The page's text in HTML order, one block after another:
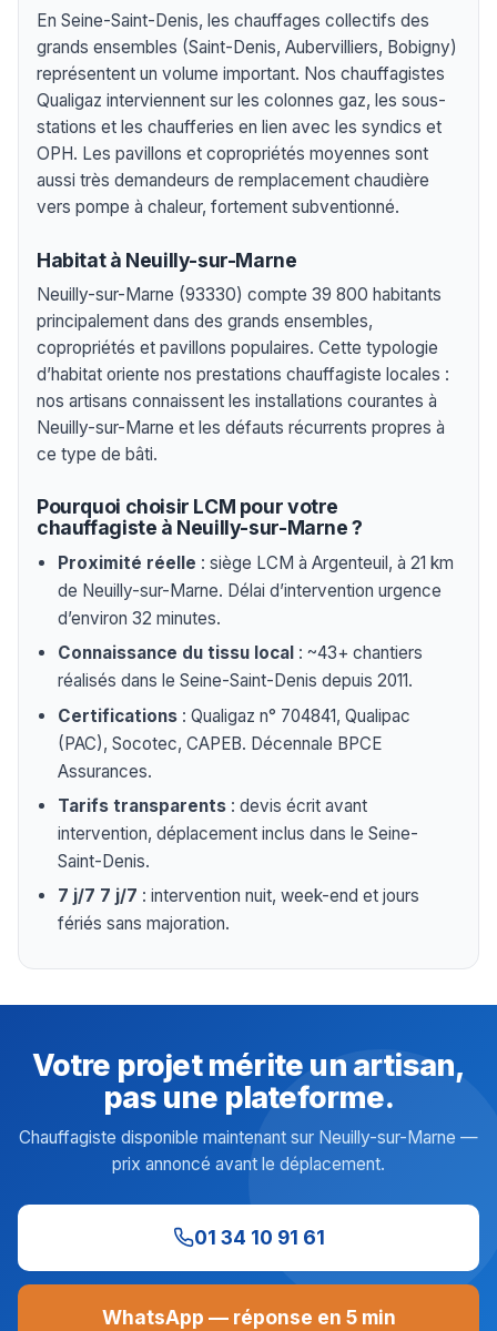
En Seine-Saint-Denis, les chauffages collectifs des
grands ensembles (Saint-Denis, Aubervilliers, Bobigny)
représentent un volume important. Nos chauffagistes
Qualigaz interviennent sur les colonnes gaz, les sous-
stations et les chaufferies en lien avec les syndics et
OPH. Les pavillons et copropriétés moyennes sont
aussi très demandeurs de remplacement chaudière
vers pompe à chaleur, fortement subventionné.
Habitat à Neuilly-sur-Marne
Neuilly-sur-Marne (93330) compte 39 800 habitants
principalement dans des grands ensembles,
copropriétés et pavillons populaires. Cette typologie
d’habitat oriente nos prestations chauffagiste locales :
nos artisans connaissent les installations courantes à
Neuilly-sur-Marne et les défauts récurrents propres à
ce type de bâti.
Pourquoi choisir LCM pour votre
chauffagiste à Neuilly-sur-Marne ?
Proximité réelle : siège LCM à Argenteuil, à 21 km
de Neuilly-sur-Marne. Délai d’intervention urgence
d’environ 32 minutes.
Connaissance du tissu local : ~43+ chantiers
réalisés dans le Seine-Saint-Denis depuis 2011.
Certifications : Qualigaz n° 704841, Qualipac
(PAC), Socotec, CAPEB. Décennale BPCE
Assurances.
Tarifs transparents : devis écrit avant
intervention, déplacement inclus dans le Seine-
Saint-Denis.
7 j/7 7 j/7 : intervention nuit, week-end et jours
fériés sans majoration.
Votre projet mérite un artisan,
pas une plateforme.
Chauffagiste disponible maintenant sur Neuilly-sur-Marne —
prix annoncé avant le déplacement.
01 34 10 91 61
WhatsApp — réponse en 5 min